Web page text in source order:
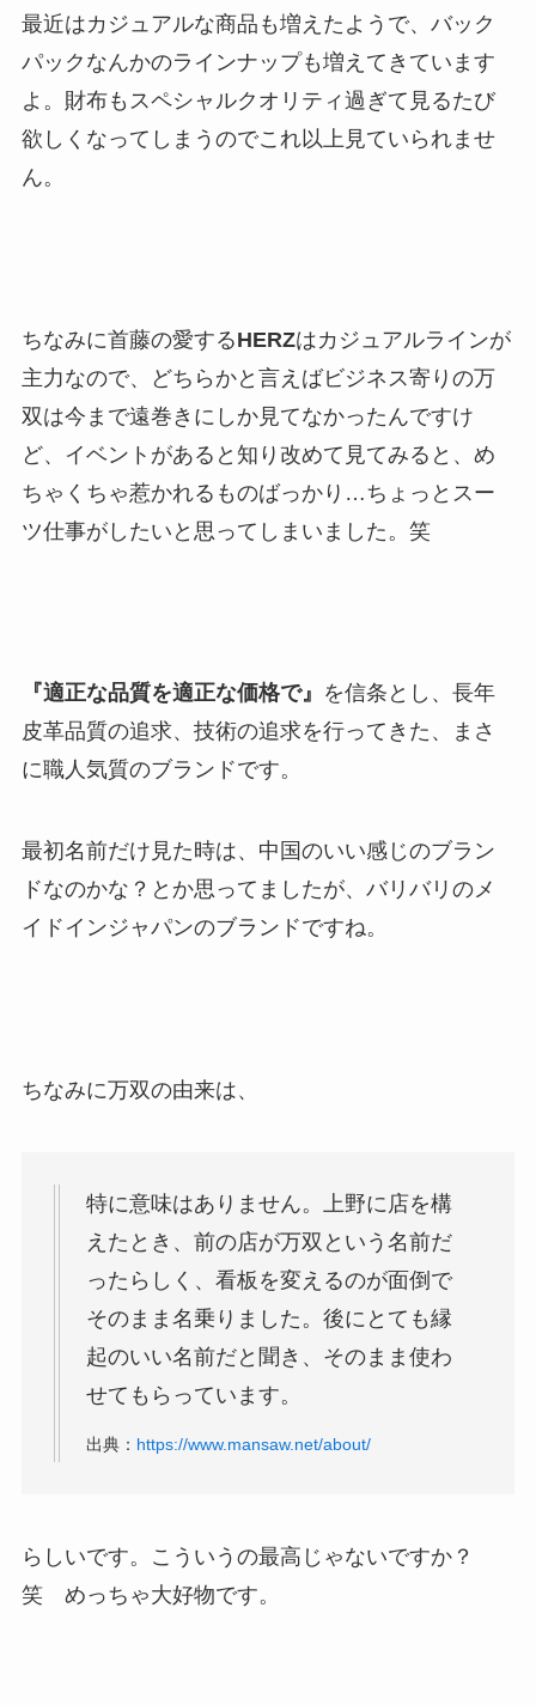
最近はカジュアルな商品も増えたようで、バック
パックなんかのラインナップも増えてきています
よ。財布もスペシャルクオリティ過ぎて見るたび
欲しくなってしまうのでこれ以上見ていられませ
ん。
ちなみに首藤の愛するHERZはカジュアルラインが
主力なので、どちらかと言えばビジネス寄りの万
双は今まで遠巻きにしか見てなかったんですけ
ど、イベントがあると知り改めて見てみると、め
ちゃくちゃ惹かれるものばっかり…ちょっとスー
ツ仕事がしたいと思ってしまいました。笑
『適正な品質を適正な価格で』 を信条とし、長年
皮革品質の追求、技術の追求を行ってきた、まさ
に職人気質のブランドです。
最初名前だけ見た時は、中国のいい感じのブラン
ドなのかな？とか思ってましたが、バリバリのメ
イドインジャパンのブランドですね。
ちなみに万双の由来は、
特に意味はありません。上野に店を構
えたとき、前の店が万双という名前だ
ったらしく、看板を変えるのが面倒で
そのまま名乗りました。後にとても縁
起のいい名前だと聞き、そのまま使わ
せてもらっています。
出典： https://www.mansaw.net/about/
らしいです。こういうの最高じゃないですか？
笑 めっちゃ大好物です。